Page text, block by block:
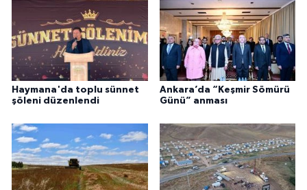
Haymana'da toplu sünnet
şöleni düzenlendi
Ankara’da “Keşmir Sömürü
Günü” anması